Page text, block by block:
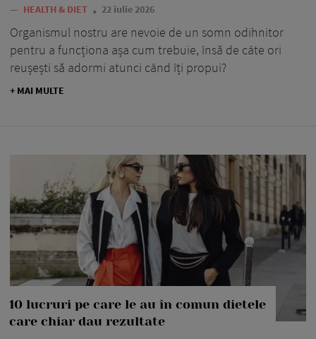
— HEALTH & DIET 22 iulie 2026
Organismul nostru are nevoie de un somn odihnitor
pentru a funcționa așa cum trebuie, însă de câte ori
reușești să adormi atunci când îți propui?
+ MAI MULTE
10 lucruri pe care le au în comun dietele
care chiar dau rezultate